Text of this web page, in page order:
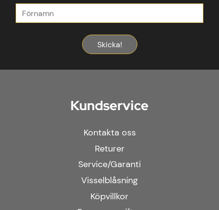
Skicka!
Kundservice
Kontakta oss
Returer
Service/Garanti
Visselblåsning
Köpvillkor